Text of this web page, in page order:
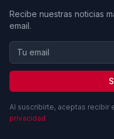
Recibe nuestras noticias
email.
Al suscribirte, aceptas recibir
privacidad